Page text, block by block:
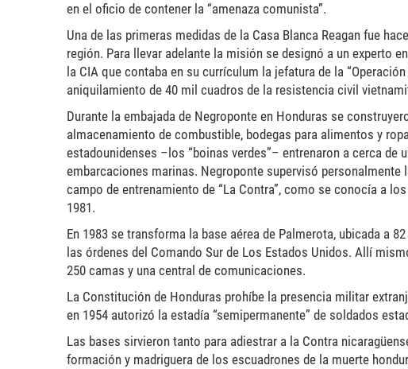
en el oficio de contener la “amenaza comunista”.
Una de las primeras medidas de la Casa Blanca Reagan fue
región. Para llevar adelante la misión se designó a un experto
la CIA que contaba en su currículum la jefatura de la
aniquilamiento de 40 mil cuadros de la resistencia civil
Durante la embajada de Negroponte en Honduras se
almacenamiento de combustible, bodegas para alimentos y
estadounidenses –los “boinas verdes”– entrenaron a cerca
embarcaciones marinas. Negroponte supervisó
campo de entrenamiento de “La Contra”, como se conocía a
1981.
En 1983 se transforma la base aérea de Palmerota, ubicada a
las órdenes del Comando Sur de Los Estados Unidos. Allí
250 camas y una central de comunicaciones.
La Constitución de Honduras prohíbe la presencia militar
en 1954 autorizó la estadía “semipermanente” de soldados
Las bases sirvieron tanto para adiestrar a la Contra
formación y madriguera de los escuadrones de la muerte